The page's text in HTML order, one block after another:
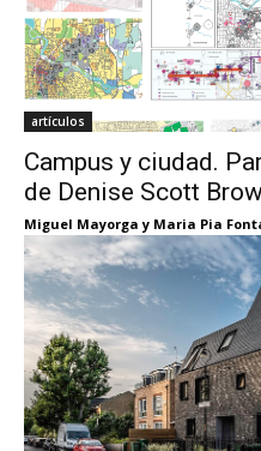
artículos
Campus y ciudad.
de Denise Scott
Miguel Mayorga y Maria Pia